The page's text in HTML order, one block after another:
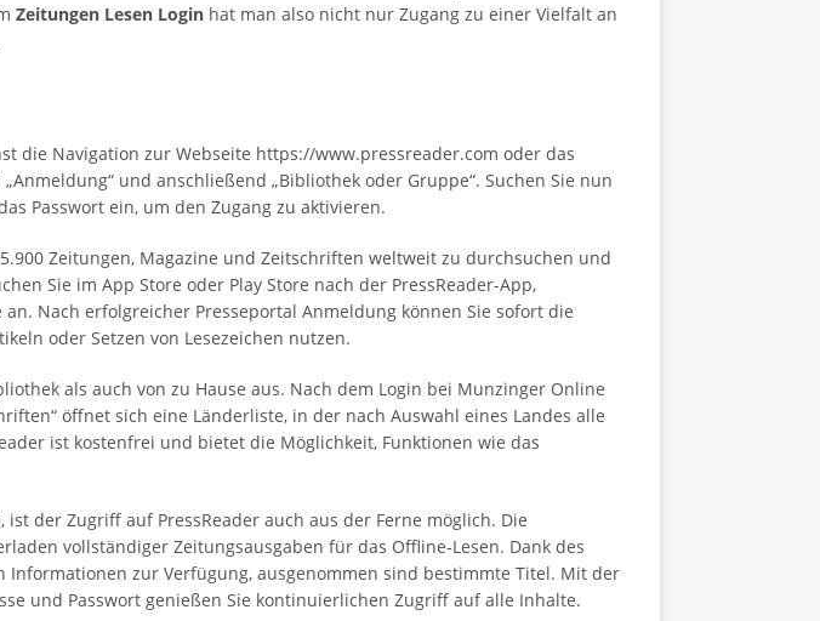
Zeitungen Lesen Login hat man also nicht nur Zugang zu einer Vielfalt an
die Navigation zur Webseite https://www.pressreader.com oder das
und anschließend „Bibliothek oder Gruppe“. Suchen Sie nun
Passwort ein, um den Zugang zu aktivieren.
Zeitungen, Magazine und Zeitschriften weltweit zu durchsuchen und
Sie im App Store oder Play Store nach der PressReader-App,
Nach erfolgreicher Presseportal Anmeldung können Sie sofort die
oder Setzen von Lesezeichen nutzen.
als auch von zu Hause aus. Nach dem Login bei Munzinger Online
öffnet sich eine Länderliste, in der nach Auswahl eines Landes alle
ist kostenfrei und bietet die Möglichkeit, Funktionen wie das
der Zugriff auf PressReader auch aus der Ferne möglich. Die
vollständiger Zeitungsausgaben für das Offline-Lesen. Dank des
zur Verfügung, ausgenommen sind bestimmte Titel. Mit der
und Passwort genießen Sie kontinuierlichen Zugriff auf alle Inhalte.